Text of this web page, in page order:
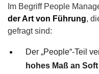
Im Begriff People
der Art von Führung,
gefragt sind:
Der „People“-Teil
hohes Maß an